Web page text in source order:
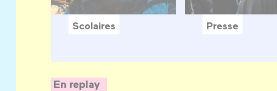
Scolaires Presse
En replay